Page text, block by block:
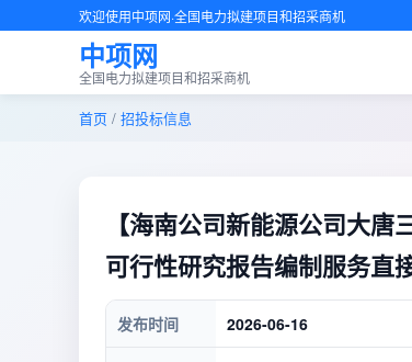
欢迎使用中项网·全国电力拟建项目和招采商机
中项网
全国电力拟建项目和招采商机
首页 / 招投标信息
【海南公司新能源公司大
可行性研究报告编制服务直
发布时间 2026-06-16